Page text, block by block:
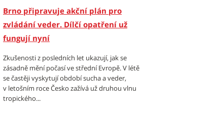
Brno připravuje akční plán pro
zvládání veder. Dílčí opatření už
fungují nyní
Zkušenosti z posledních let ukazují, jak se
zásadně mění počasí ve střední Evropě. V létě
se častěji vyskytují období sucha a veder,
v letošním roce Česko zažívá už druhou vlnu
tropického...